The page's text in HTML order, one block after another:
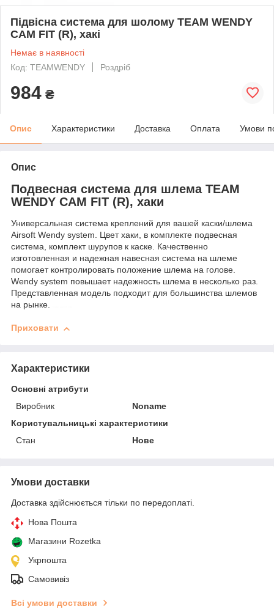
Підвісна система для шолому TEAM WENDY
CAM FIT (R), хакі
Немає в наявності
Код: TEAMWENDY
Роздріб
984 ₴
Опис Характеристики Доставка Оплата Умови
Опис
Подвесная система для шлема TEAM
WENDY CAM FIT (R), хаки
Универсальная система креплений для вашей каски/шлема
Airsoft Wendy system. Цвет хаки, в комплекте подвесная
система, комплект шурупов к каске. Качественно
изготовленная и надежная навесная система на шлеме
помогает контролировать положение шлема на голове.
Wendy system повышает надежность шлема в несколько раз.
Представленная модель подходит для большинства шлемов
на рынке.
Приховати
Характеристики
Основні атрибути
Виробник
Noname
Користувальницькі характеристики
Стан
Нове
Умови доставки
Доставка здійснюється тільки по передоплаті.
Нова Пошта
Магазини Rozetka
Укрпошта
Самовивіз
Всі умови доставки